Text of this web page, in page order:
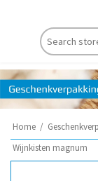
Home /
Wijnkisten magnum